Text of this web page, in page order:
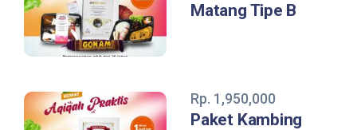
Matang Tipe B
Rp. 1,950,000
Paket Kambing